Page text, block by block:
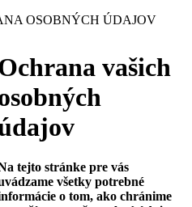
OSOBNÝCH ÚDAJOV
vašich
tejto stránke pre vás
všetky potrebné
o tom, ako chránime